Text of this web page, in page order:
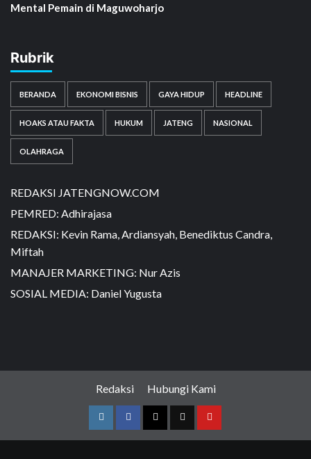
Mental Pemain di Maguwoharjo
Rubrik
BERANDA EKONOMI BISNIS GAYA HIDUP HEADLINE
HOAKS ATAU FAKTA HUKUM JATENG NASIONAL
OLAHRAGA
REDAKSI JATENGNOW.COM
PEMRED: Adhirajasa
REDAKSI: Kevin Rama, Ardiansyah, Benediktus Candra,
Miftah
MANAJER MARKETING: Nur Azis
SOSIAL MEDIA: Daniel Yugusta
Redaksi Hubungi Kami